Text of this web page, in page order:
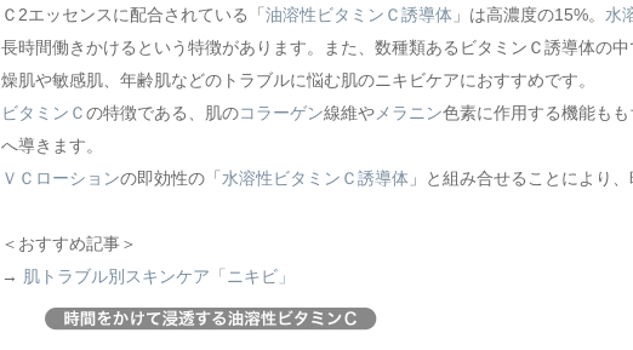
Ｃ2エッセンスに配合されている「 油溶性ビタミンＣ誘導体 」は高濃度の15%。 水
長時間働きかけるという特徴があります。また、数種類あるビタミンＣ誘導体の
燥肌や敏感肌、年齢肌などのトラブルに悩む肌のニキビケアにおすすめです。
ビタミンＣ の特徴である、肌のコラーゲン線維や メラニン色素に作用する機能も
へ導きます。
ＶＣローションの即効性の「 水溶性ビタミンＣ誘導体 」と組み合せることにより
＜おすすめ記事＞
→ 肌トラブル別スキンケア「ニキビ」